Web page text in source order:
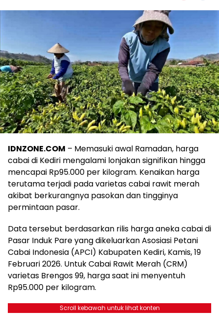
IDNZONE.COM – Memasuki awal Ramadan, harga
cabai di Kediri mengalami lonjakan signifikan hingga
mencapai Rp95.000 per kilogram. Kenaikan harga
terutama terjadi pada varietas cabai rawit merah
akibat berkurangnya pasokan dan tingginya
permintaan pasar.
Data tersebut berdasarkan rilis harga aneka cabai di
Pasar Induk Pare yang dikeluarkan Asosiasi Petani
Cabai Indonesia (APCI) Kabupaten Kediri, Kamis, 19
Februari 2026. Untuk Cabai Rawit Merah (CRM)
varietas Brengos 99, harga saat ini menyentuh
Rp95.000 per kilogram.
Scroll kebawah untuk lihat konten